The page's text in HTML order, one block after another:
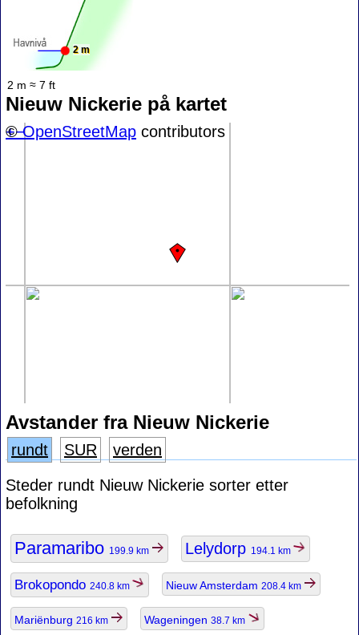
2 m
2 m ≈ 7 ft
Nieuw Nickerie på kartet
+−
©OpenStreetMap contributors
Avstander fra Nieuw Nickerie
rundt SUR
verden
Steder rundt Nieuw Nickerie sorter etter
befolkning
Paramaribo 199.9 km Lelydorp 194.1 km
Brokopondo 240.8 km Nieuw Amsterdam 208.4 km
Mariënburg 216 km Wageningen 38.7 km